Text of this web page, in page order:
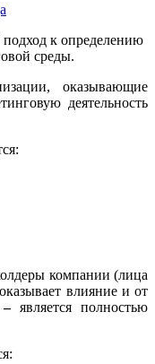
к определению
среды.
оказывающие
деятельность
компании (лица
влияние и от
–является полностью